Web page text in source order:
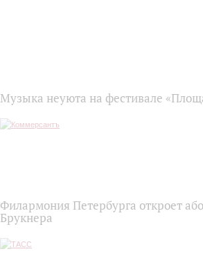
Музыка неуюта на фестивале
Филармония Петербурга откроет
Брукнера